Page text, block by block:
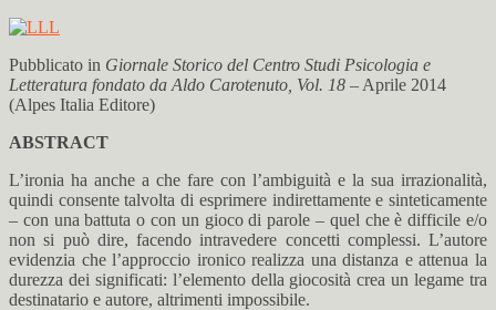
Pubblicato in Giornale Storico del Centro Studi Psicologia e
Letteratura fondato da Aldo Carotenuto, Vol. 18 – Aprile 2014
(Alpes Italia Editore)
ABSTRACT
L’ironia ha anche a che fare con l’ambiguità e la sua irrazionalità,
quindi consente talvolta di esprimere indirettamente e sinteticamente
– con una battuta o con un gioco di parole – quel che è difficile e/o
non si può dire, facendo intravedere concetti complessi. L’autore
evidenzia che l’approccio ironico realizza una distanza e attenua la
durezza dei significati: l’elemento della giocosità crea un legame tra
destinatario e autore, altrimenti impossibile.